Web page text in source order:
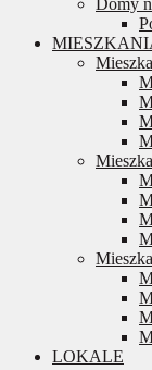
Domy
LOKALE